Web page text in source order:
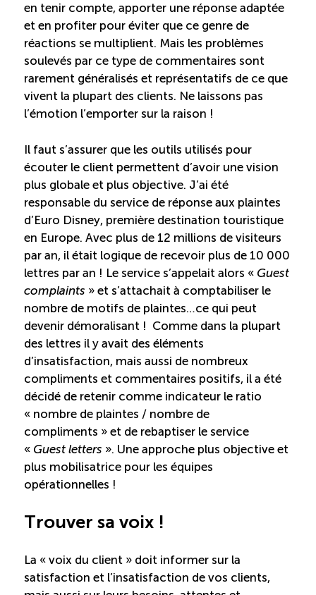
Bilan et reconnaissance des acquis
Initiatives
Destination IA
Diagnostic Nord-du-Québec
Programme de francisation
Métiers et carrières en tourisme
Norme entretien ménager
Boomerang
Saisonnalité
Chantier sur la saisonnalité
Bassins de main-d’oeuvre diversifiés
Devenir membre
Catalogue de formations en ligne
EN
INFOLETTRE
NOUVELLES
en tenir compte, apporter une réponse adaptée
et en profiter pour éviter que ce genre de
réactions se multiplient. Mais les problèmes
soulevés par ce type de commentaires sont
rarement généralisés et représentatifs de ce que
vivent la plupart des clients. Ne laissons pas
l’émotion l’emporter sur la raison !
Il faut s’assurer que les outils utilisés pour
écouter le client permettent d’avoir une vision
plus globale et plus objective. J’ai été
responsable du service de réponse aux plaintes
d’Euro Disney, première destination touristique
en Europe. Avec plus de 12 millions de visiteurs
par an, il était logique de recevoir plus de 10 000
lettres par an ! Le service s’appelait alors « Guest
complaints » et s’attachait à comptabiliser le
nombre de motifs de plaintes…ce qui peut
devenir démoralisant ! Comme dans la plupart
des lettres il y avait des éléments
d’insatisfaction, mais aussi de nombreux
compliments et commentaires positifs, il a été
décidé de retenir comme indicateur le ratio
« nombre de plaintes / nombre de
compliments » et de rebaptiser le service
« Guest letters ». Une approche plus objective et
plus mobilisatrice pour les équipes
opérationnelles !
Trouver sa voix !
La « voix du client » doit informer sur la
satisfaction et l’insatisfaction de vos clients,